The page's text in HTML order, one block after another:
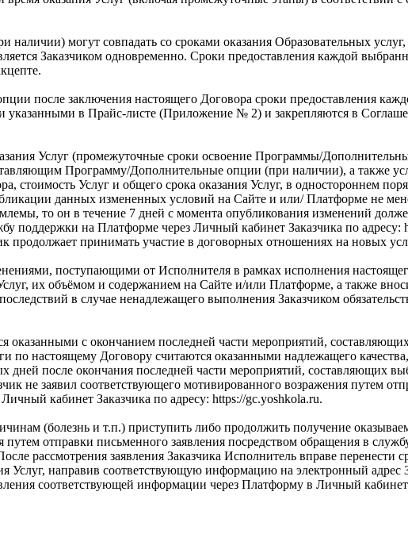
могут совпадать со сроками оказания Образовательных
Заказчиком одновременно. Сроки предоставления каждой
после заключения настоящего Договора сроки предоставления
указанными в Прайс-листе (Приложение № 2) и закрепляются в
Услуг (промежуточные сроки освоение Программы/
Программу/Дополнительные опции (при наличии), а также
Услуг и общего срока оказания Услуг, в одностороннем
данных измененных условий на Сайте и или/ Платформе не
то он в течение 7 дней с момента опубликования изменений
поддержки на Платформе через Личный кабинет Заказчика по адресу:
продолжает принимать участие в договорных отношениях на новых
поступающими от Исполнителя в рамках исполнения
их объёмом и содержанием на Сайте и/или Платформе, а также
в случае ненадлежащего выполнения Заказчиком
оказанными с окончанием последней части мероприятий,
настоящему Договору считаются оказанными надлежащего
дней после окончания последней части мероприятий, составляющих
не заявил соответствующего мотивированного возражения путем
кабинет Заказчика по адресу: https://gc.yoshkola.ru.
(болезнь и т.п.) приступить либо продолжить получение
путем отправки письменного заявления посредством обращения в
рассмотрения заявления Заказчика Исполнитель вправе перенести
Услуг, направив соответствующую информацию на электронный адрес
соответствующей информации через Платформу в Личный кабинет